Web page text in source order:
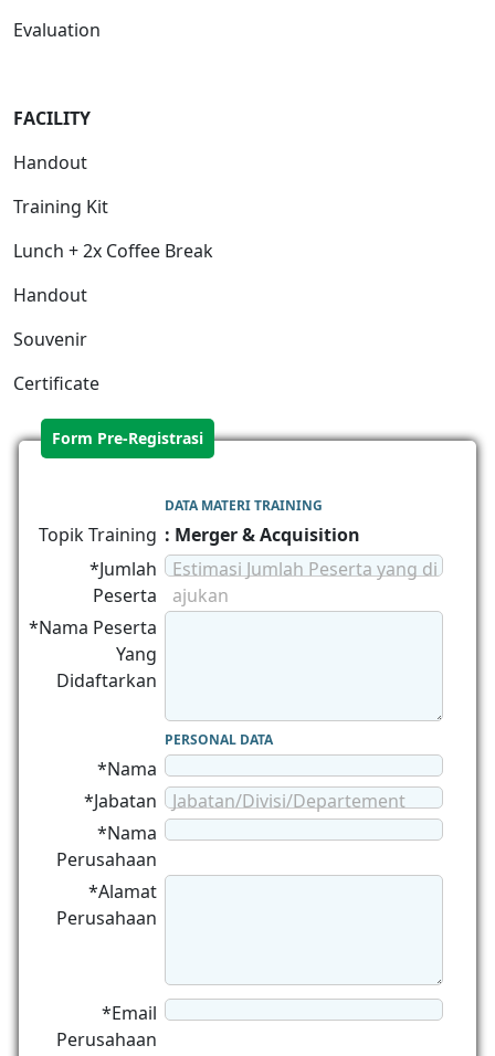
Evaluation
FACILITY
Handout
Training Kit
Lunch + 2x Coffee Break
Handout
Souvenir
Certificate
Form Pre-Registrasi
DATA MATERI TRAINING
Topik Training : Merger & Acquisition
*Jumlah
Peserta
Estimasi Jumlah Peserta yang di
ajukan
*Nama Peserta
Yang
Didaftarkan
PERSONAL DATA
*Nama
*Jabatan
Jabatan/Divisi/Departement
*Nama
Perusahaan
*Alamat
Perusahaan
*Email
Perusahaan